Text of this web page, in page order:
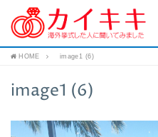
HOME image1 (6)
image1 (6)